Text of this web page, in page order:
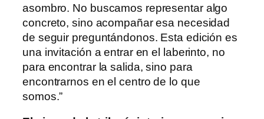
asombro. No buscamos representar algo
concreto, sino acompañar esa necesidad
de seguir preguntándonos. Esta edición es
una invitación a entrar en el laberinto, no
para encontrar la salida, sino para
encontrarnos en el centro de lo que
somos.”